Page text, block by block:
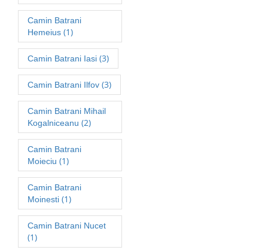
Camin Batrani
Hemeius (1)
Camin Batrani Iasi (3)
Camin Batrani Ilfov (3)
Camin Batrani Mihail
Kogalniceanu (2)
Camin Batrani
Moieciu (1)
Camin Batrani
Moinesti (1)
Camin Batrani Nucet
(1)